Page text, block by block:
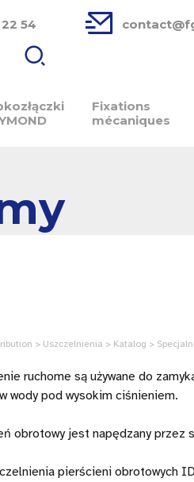
54
Fixations
mécaniques
> Uszczelnienia > Katalog >
ruchome są używane do
wody pod wysokim ciśnieniem.
obrotowy jest napędzany przez
pierścieni obrotowych